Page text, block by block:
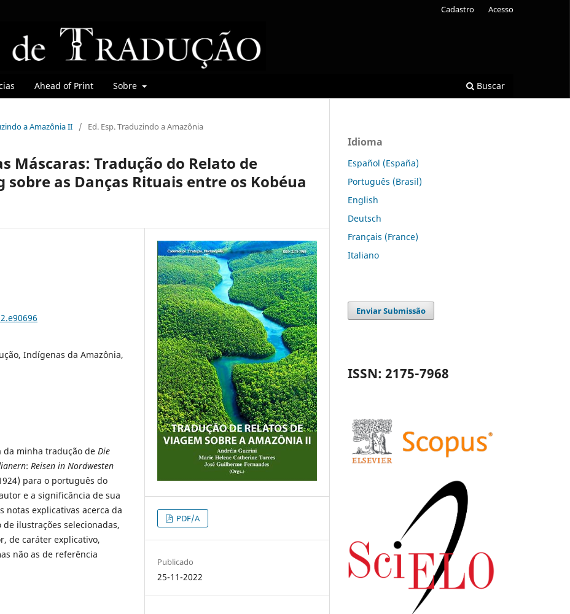
Ahead of Print Sobre Buscar
Cadastro Acesso
a Amazônia II / Ed. Esp. Traduzindo a Amazônia
Máscaras: Tradução do Relato de
as Danças Rituais entre os Kobéua
Indígenas da Amazônia,
da minha tradução de Die
: Reisen in Nordwesten
para o português do
e a significância de sua
notas explicativas acerca da
ilustrações selecionadas,
de caráter explicativo,
não as de referência
PDF/A
Publicado
25-11-2022
Idioma
Español (España)
Português (Brasil)
English
Deutsch
Français (France)
Italiano
Enviar Submissão
ISSN: 2175-7968